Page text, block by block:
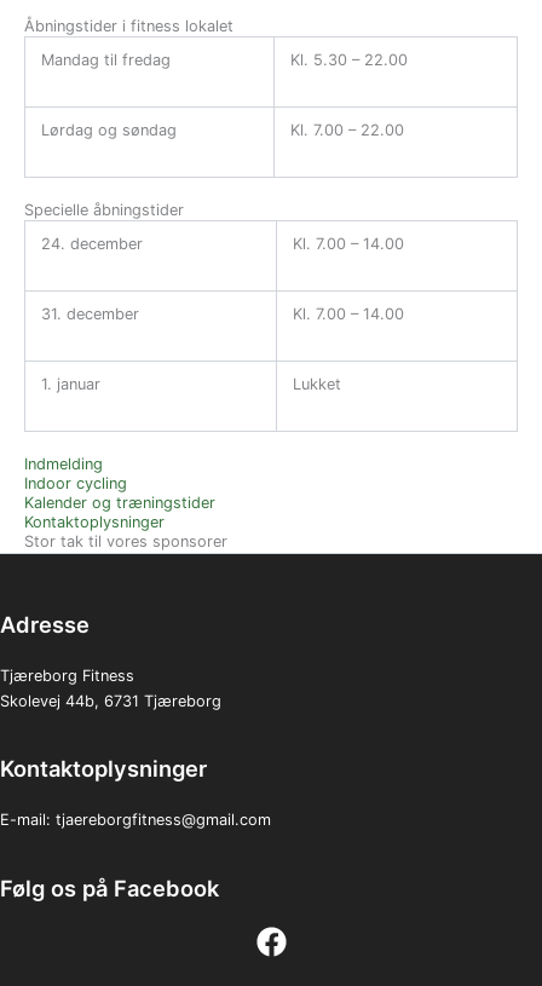
Åbningstider i fitness lokalet
Mandag til fredag
Kl. 5.30 – 22.00
Lørdag og søndag Kl. 7.00 – 22.00
Specielle åbningstider
24. december
Kl. 7.00 – 14.00
31. december Kl. 7.00 – 14.00
1. januar Lukket
Indmelding
Indoor cycling
Kalender og træningstider
Kontaktoplysninger
Stor tak til vores sponsorer
Adresse
Tjæreborg Fitness
Skolevej 44b, 6731 Tjæreborg
Kontaktoplysninger
E-mail: tjaereborgfitness@gmail.com
Følg os på Facebook